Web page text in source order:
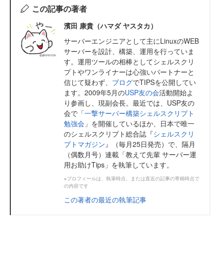
この記事の著者
濱田 康貴（ハマダ ヤスタカ）
サーバーエンジニアとして主にLinuxのWEB
サーバーを設計、構築、運用を行っていま
す。運用ツールの相棒としてシェルスクリ
プトやワンライナーは心強いパートナーと
信じて疑わず、 ブログでTIPSを公開してい
ます。2009年5月のUSP友の会活動開始よ
り参画し、現副会長。最近では、USP友の
会で「一撃サーバー構築シェルスクリプト
勉強会 」を開催しているほか、日本で唯一
のシェルスクリプト総合誌『シェルスクリ
プトマガジン 』（毎月25日発売）で、隔月
（偶数月号）連載「教えて先輩 サーバー運
用お助けTips」を執筆しています。
※プロフィールは、執筆時点、または直近の記事の寄稿時点で
の内容です
この著者の最近の執筆記事